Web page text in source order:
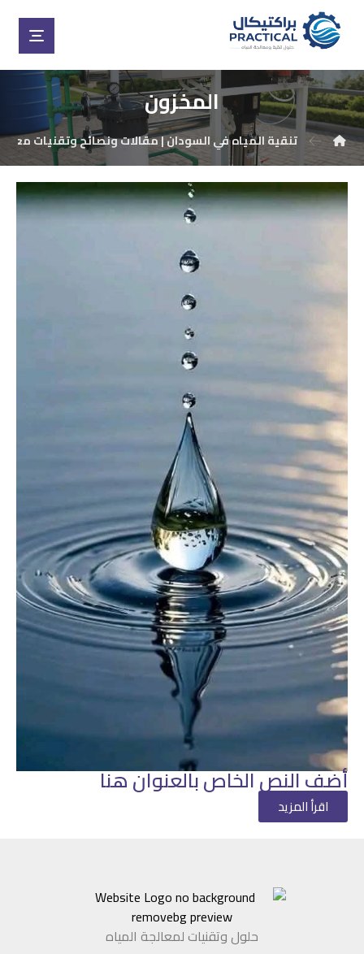
المخزون
تنقية المياه في السودان | مقالات ونصائح وتقنيات
أضف النص الخاص بالعنوان هنا
اقرأ المزيد
حلول وتقنيات لمعالجة المياه